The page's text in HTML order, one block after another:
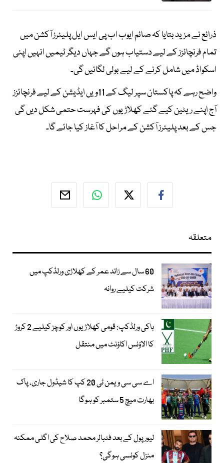
ذرائع نے مزید بتایا کہ صائم ایوب اب پی ایس ایل پلیئرز آکشن میں
تمام فرنچائزز کے لیے دستیاب ہوں گے جہاں دیگر ٹیمیں انہیں اپنی
اسکواڈ میں شامل کرنے کے لیے بولی لگائیں گی۔
واضح رہے کہ پاکستان سپر لیگ کے 11ویں ایڈیشن کے لیے فرنچائزز
آج اپنے ریٹین کیے گئے کھلاڑیوں کی فہرست حتمی شکل دیں گی
جس کے بعد پلیئرز آکشن کے مراحل کا آغاز کیا جائے گا۔
متعلقہ
60 سال سے زائد عمر کے کھلاڑی ورلڈکپ میں
شرکت کیلیے روانہ
ہاکی ورلڈکپ: قومی کھلاڑیوں اور کوچز کیلیے 2 کروڑ
کا الاؤنس اکاؤنٹ میں منتقل
اے سی سی ویمن ٹی 20 کپ کا شیڈول جاری، پاک
بھارت میچ 5 ستمبر کو ہوگا
لیور پول کے بعد فٹبالر محمد صلاح کی اگلی ممکنہ
منزل کونسی ہوگی؟